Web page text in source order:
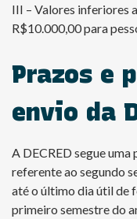
III – Valores inferiores
R$10.000,00 para
Prazos e
envio da
A DECRED segue
referente ao segundo
até o último dia útil de
primeiro semestre do